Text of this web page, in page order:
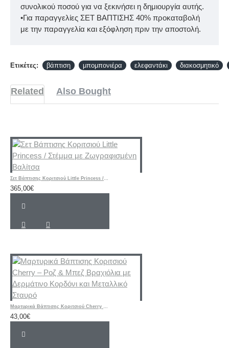
συνολικού ποσού για να ξεκινήσει η δημιουργία αυτής.
•Για παραγγελίες ΣΕΤ ΒΑΠΤΙΣΗΣ 40% προκαταβολή
με την παραγγελία και εξόφληση πριν την αποστολή.
Ετικέτες: βάπτιση μπομπονιέρα ελεφαντάκι διακοσμητικό
Related Also Bought
365,00€
43,00€